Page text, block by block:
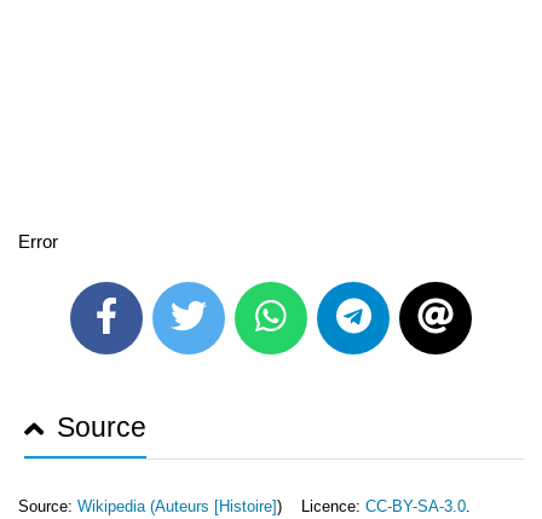
Error
Source
Source: Wikipedia (Auteurs [Histoire]) Licence: CC-BY-SA-3.0.